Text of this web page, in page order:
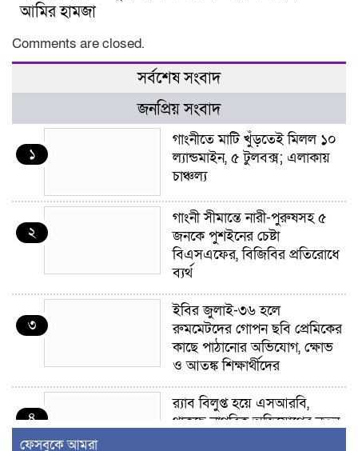
আমির হামজা
Comments are closed.
সর্বশেষ সংবাদ
জনপ্রিয় সংবাদ
১
গাংনীতে মাটি খুঁড়তেই মিলল ১০
ল্যান্ডমাইন, ৫ টুলবক্স; এলাকায়
চাঞ্চল্য
২
গাংনী সীমান্তে নারী-পুরুষসহ ৫
জনকে পুশইনের চেষ্টা
বিএসএফের, বিজিবির প্রতিরোধে
ব্যর্থ
৩
ইবির জুলাই-৩৬ হলে
রুমমেটদের গোপন ছবি প্রেমিকের
কাছে পাঠানোর অভিযোগ, ক্ষোভ
ও আতঙ্ক শিক্ষার্থীদের
৪
র‍্যাব বিলুপ্ত হয়ে এসআরবি,
থাকছে নাগরিক অভিযোগের নতুন
ফেসবুকে আমরা